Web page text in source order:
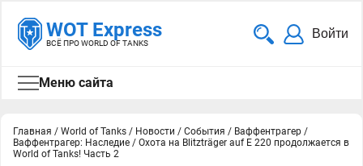
WOT Express
ВСЁ ПРО WORLD OF TANKS
Войти
Меню сайта
Главная / World of Tanks / Новости / События / Ваффентрагер /
Ваффентрагер: Наследие / Охота на Blitzträger auf E 220 продолжается в
World of Tanks! Часть 2